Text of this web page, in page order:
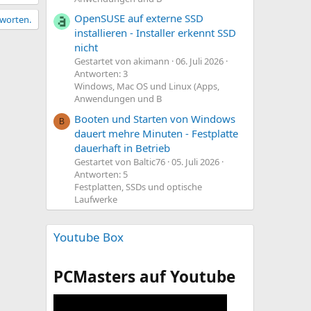
OpenSUSE auf externe SSD
installieren - Installer erkennt SSD
nicht
Gestartet von akimann 06. Juli 2026
Antworten: 3
Windows, Mac OS und Linux (Apps,
Anwendungen und B
B
Booten und Starten von Windows
dauert mehre Minuten - Festplatte
dauerhaft in Betrieb
Gestartet von Baltic76 05. Juli 2026
Antworten: 5
Festplatten, SSDs und optische
Laufwerke
Youtube Box
PCMasters auf Youtube